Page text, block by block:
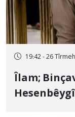
19:42 - 26
Îlam;